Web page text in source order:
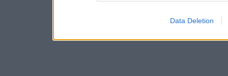
Data Deletion